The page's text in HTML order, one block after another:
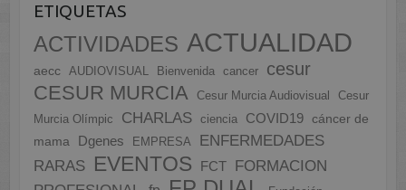
ETIQUETAS
ACTIVIDADES ACTUALIDAD
aecc AUDIOVISUAL Bienvenida cancer cesur
CESUR MURCIA Cesur Murcia Audiovisual
Cesur
Murcia Olímpic
CHARLAS ciencia COVID19
cáncer de
mama
Dgenes EMPRESA
ENFERMEDADES
RARAS EVENTOS FCT
FORMACION